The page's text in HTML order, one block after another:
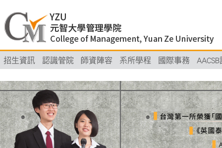
招生資訊 認識管院 師資陣容 系所學程 國際事務